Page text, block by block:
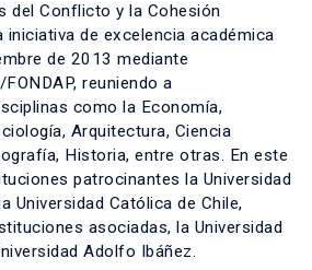
del Conflicto y la Cohesión
iniciativa de excelencia académica
de 2013 mediante
reuniendo a
como la Economía,
Arquitectura, Ciencia
Historia, entre otras. En este
patrocinantes la Universidad
Universidad Católica de Chile,
asociadas, la Universidad
Adolfo Ibáñez.